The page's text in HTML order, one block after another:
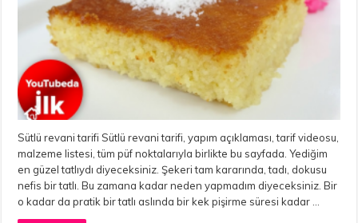
Sütlü revani tarifi Sütlü revani tarifi, yapım açıklaması, tarif videosu,
malzeme listesi, tüm püf noktalarıyla birlikte bu sayfada. Yediğim
en güzel tatlıydı diyeceksiniz. Şekeri tam kararında, tadı, dokusu
nefis bir tatlı. Bu zamana kadar neden yapmadım diyeceksiniz. Bir
o kadar da pratik bir tatlı aslında bir kek pişirme süresi kadar …